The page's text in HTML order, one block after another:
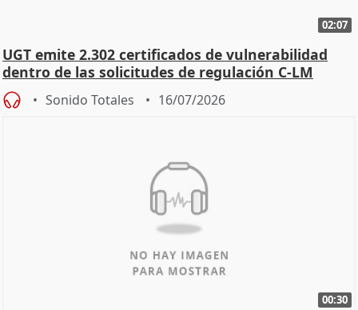
02:07
UGT emite 2.302 certificados de vulnerabilidad
dentro de las solicitudes de regulación C-LM
Sonido Totales 16/07/2026
00:30